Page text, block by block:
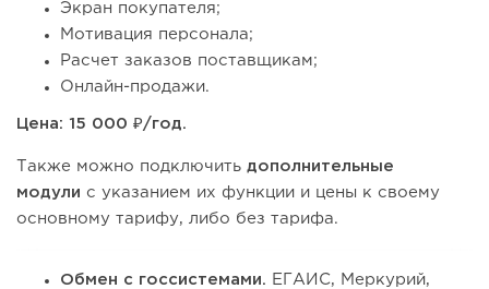
Экран покупателя;
Мотивация персонала;
Расчет заказов поставщикам;
Онлайн-продажи.
Цена: 15 000 ₽/год.
Также можно подключить дополнительные
модули с указанием их функции и цены к своему
основному тарифу, либо без тарифа.
Обмен с госсистемами. ЕГАИС, Меркурий,